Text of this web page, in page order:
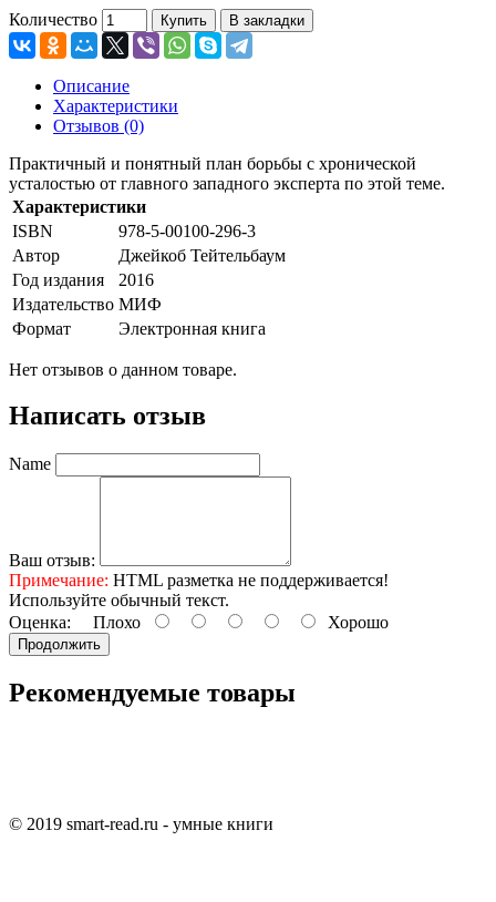
Количество Купить В закладки
Описание
Характеристики
Отзывов (0)
Практичный и понятный план борьбы с хронической
усталостью от главного западного эксперта по этой теме.
Характеристики
ISBN
978-5-00100-296-3
Автор
Джейкоб Тейтельбаум
Год издания
2016
Издательство МИФ
Формат
Электронная книга
Нет отзывов о данном товаре.
Написать отзыв
Name
Ваш отзыв:
Примечание: HTML разметка не поддерживается!
Используйте обычный текст.
Оценка: Плохо Хорошо
Продолжить
Рекомендуемые товары
© 2019 smart-read.ru - умные книги